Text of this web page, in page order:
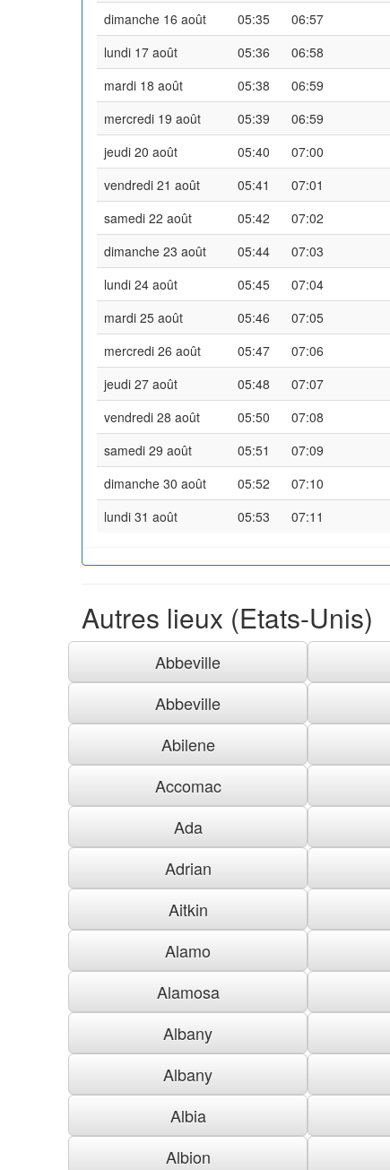
dimanche 16 août
05:35 06:57
lundi 17 août
05:36 06:58
mardi 18 août
05:38 06:59
mercredi 19 août
05:39 06:59
jeudi 20 août
05:40 07:00
vendredi 21 août
05:41 07:01
samedi 22 août
05:42 07:02
dimanche 23 août
05:44 07:03
lundi 24 août
05:45 07:04
mardi 25 août
05:46 07:05
mercredi 26 août
05:47 07:06
jeudi 27 août
05:48 07:07
vendredi 28 août
05:50 07:08
samedi 29 août
05:51 07:09
dimanche 30 août
05:52 07:10
lundi 31 août
05:53 07:11
Autres lieux (Etats-Unis)
Abbeville
Abbeville
Abilene
Accomac
Ada
Adrian
Aitkin
Alamo
Alamosa
Albany
Albany
Albia
Albion